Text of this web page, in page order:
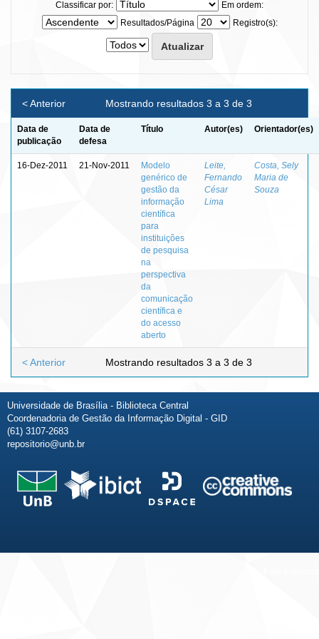
Classificar por:
Em ordem:
Resultados/Página
Registro(s):
Mostrando resultados 3 a 3 de 3
< Anterior
Data de
publicação
Data de
defesa
Título Autor(es) Orientador(es)
16-Dez-2011 21-Nov-2011
Modelo
genérico de
gestão da
informação
científica
para
instituições
de pesquisa
na
perspectiva
da
comunicação
científica e
do acesso
aberto
Leite,
Fernando
César
Lima
Costa, Sely
Maria de
Souza
Mostrando resultados 3 a 3 de 3
< Anterior
Universidade de Brasília - Biblioteca Central
Coordenadoria de Gestão da Informação Digital - GID
(61) 3107-2683
repositorio@unb.br